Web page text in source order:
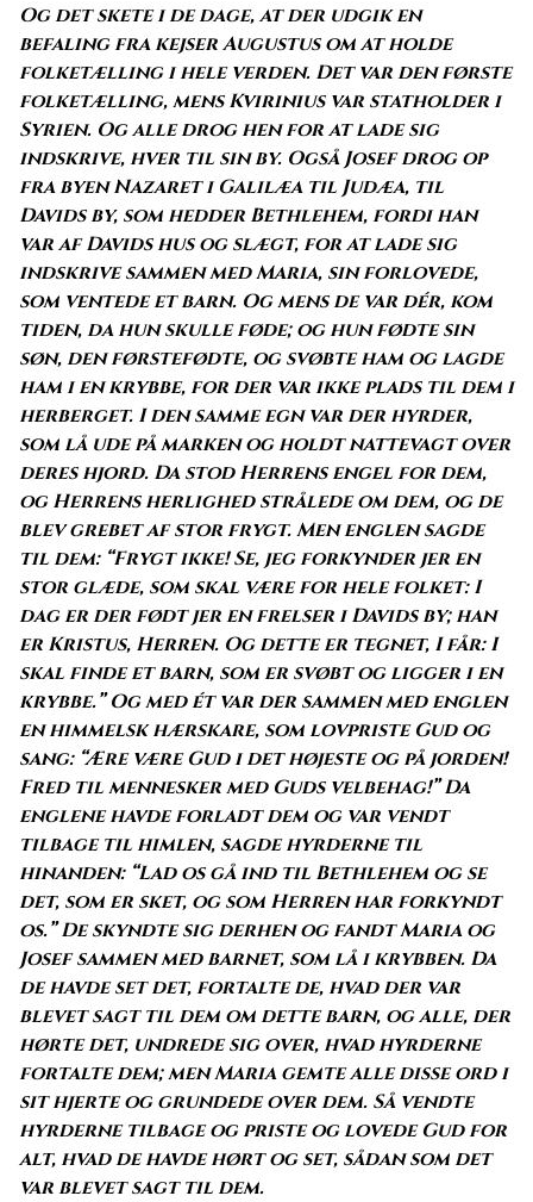
Og det skete i de dage, at der udgik en
befaling fra kejser Augustus om at holde
folketælling i hele verden. Det var den første
folketælling, mens Kvirinius var statholder i
Syrien. Og alle drog hen for at lade sig
indskrive, hver til sin by. Også Josef drog op
fra byen Nazaret i Galilæa til Judæa, til
Davids by, som hedder Bethlehem, fordi han
var af Davids hus og slægt, for at lade sig
indskrive sammen med Maria, sin forlovede,
som ventede et barn. Og mens de var dér, kom
tiden, da hun skulle føde; og hun fødte sin
søn, den førstefødte, og svøbte ham og lagde
ham i en krybbe, for der var ikke plads til dem i
herberget. I den samme egn var der hyrder,
som lå ude på marken og holdt nattevagt over
deres hjord. Da stod Herrens engel for dem,
og Herrens herlighed strålede om dem, og de
blev grebet af stor frygt. Men englen sagde
til dem: “Frygt ikke! Se, jeg forkynder jer en
stor glæde, som skal være for hele folket: I
dag er der født jer en frelser i Davids by; han
er Kristus, Herren. Og dette er tegnet, I får: I
skal finde et barn, som er svøbt og ligger i en
krybbe.” Og med ét var der sammen med englen
en himmelsk hærskare, som lovpriste Gud og
sang: “Ære være Gud i det højeste og på jorden!
Fred til mennesker med Guds velbehag!” Da
englene havde forladt dem og var vendt
tilbage til himlen, sagde hyrderne til
hinanden: “Lad os gå ind til Bethlehem og se
det, som er sket, og som Herren har forkyndt
os.” De skyndte sig derhen og fandt Maria og
Josef sammen med barnet, som lå i krybben. Da
de havde set det, fortalte de, hvad der var
blevet sagt til dem om dette barn, og alle, der
hørte det, undrede sig over, hvad hyrderne
fortalte dem; men Maria gemte alle disse ord i
sit hjerte og grundede over dem. Så vendte
hyrderne tilbage og priste og lovede Gud for
alt, hvad de havde hørt og set, sådan som det
var blevet sagt til dem.